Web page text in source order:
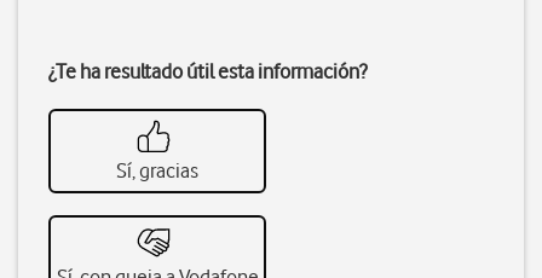
¿Te ha resultado útil esta información?
Sí, gracias